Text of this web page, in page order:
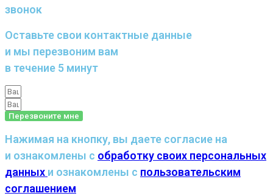
звонок
Оставьте свои контактные данные
и мы перезвоним вам
в течение 5 минут
Перезвоните мне
Нажимая на кнопку, вы даете согласие на
и ознакомлены с обработку своих персональных
данных и ознакомлены с пользовательским
соглашением